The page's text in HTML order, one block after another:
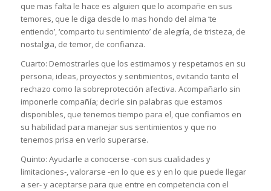
que mas falta le hace es alguien que lo acompañe en sus
temores, que le diga desde lo mas hondo del alma ‘te
entiendo’, ‘comparto tu sentimiento’ de alegría, de tristeza, de
nostalgia, de temor, de confianza.
Cuarto: Demostrarles que los estimamos y respetamos en su
persona, ideas, proyectos y sentimientos, evitando tanto el
rechazo como la sobreprotección afectiva. Acompañarlo sin
imponerle compañía; decirle sin palabras que estamos
disponibles, que tenemos tiempo para el, que confiamos en
su habilidad para manejar sus sentimientos y que no
tenemos prisa en verlo superarse.
Quinto: Ayudarle a conocerse -con sus cualidades y
limitaciones-, valorarse -en lo que es y en lo que puede llegar
a ser- y aceptarse para que entre en competencia con el